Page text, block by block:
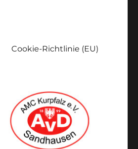
Cookie-Richtlinie (EU)